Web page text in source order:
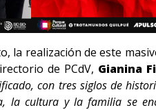
la realización de este
de PCdV, Gianina
con tres siglos de
la cultura y la familia se